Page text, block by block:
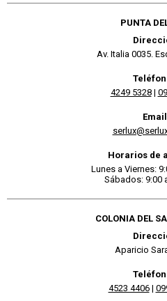
PUNTA
Av. Italia 0035.
4249 5328|
Horarios de
Lunes a Viernes:
Sábados: 9:00
COLONIA DEL
Aparicio
4523 4406|